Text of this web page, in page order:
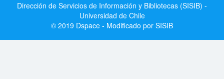
Dirección de Servicios de Información y Bibliotecas (SISIB) -
Universidad de Chile
© 2019 Dspace - Modificado por SISIB